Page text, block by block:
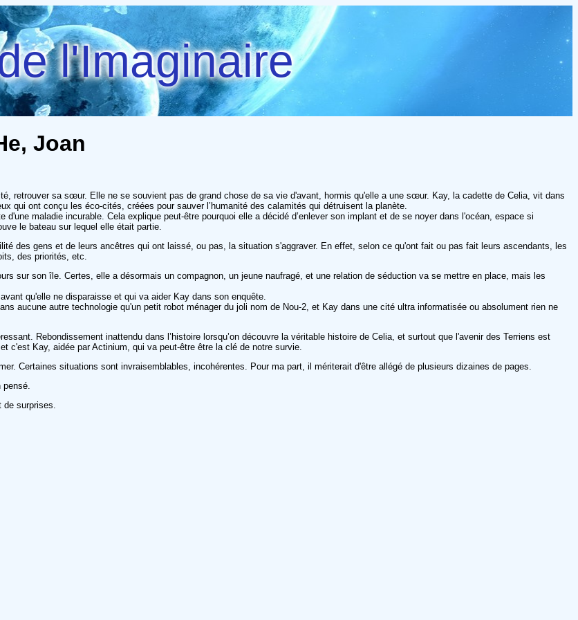
l'Imaginaire
Joan
retrouver sa sœur. Elle ne se souvient pas de grand chose de sa vie d'avant, hormis qu'elle a une sœur. Kay, la cadette de Celia, vit dans
ont conçu les éco-cités, créées pour sauver l’humanité des calamités qui détruisent la planète.
maladie incurable. Cela explique peut-être pourquoi elle a décidé d’enlever son implant et de se noyer dans l'océan, espace si
le bateau sur lequel elle était partie.
des gens et de leurs ancêtres qui ont laissé, ou pas, la situation s'aggraver. En effet, selon ce qu'ont fait ou pas fait leurs ascendants, les
des priorités, etc.
sur son île. Certes, elle a désormais un compagnon, un jeune naufragé, et une relation de séduction va se mettre en place, mais les
qu'elle ne disparaisse et qui va aider Kay dans son enquête.
aucune autre technologie qu'un petit robot ménager du joli nom de Nou-2, et Kay dans une cité ultra informatisée ou absolument rien ne
Rebondissement inattendu dans l’histoire lorsqu’on découvre la véritable histoire de Celia, et surtout que l'avenir des Terriens est
c'est Kay, aidée par Actinium, qui va peut-être être la clé de notre survie.
Certaines situations sont invraisemblables, incohérentes. Pour ma part, il mériterait d'être allégé de plusieurs dizaines de pages.
surprises.